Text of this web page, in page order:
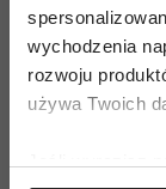
wychodzenia
rozwoju
używa Twoich